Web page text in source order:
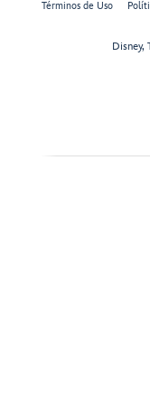
Términos de Uso
Disney,